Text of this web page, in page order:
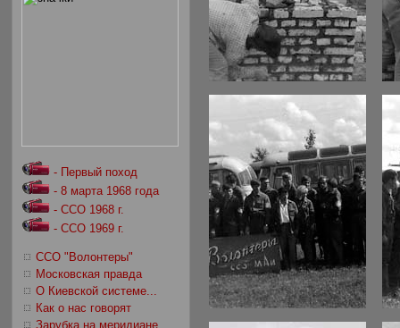
- Первый поход
- 8 марта 1968 года
- ССО 1968 г.
- ССО 1969 г.
ССО "Волонтеры"
Московская правда
О Киевской системе...
Как о нас говорят
Зарубка на меридиане